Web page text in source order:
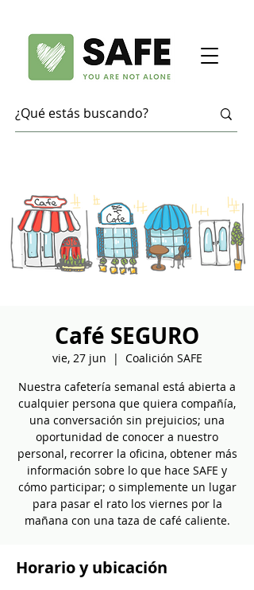
Café SEGURO
vie, 27 jun
  |
Coalición SAFE
Nuestra cafetería semanal está abierta a
cualquier persona que quiera compañía,
una conversación sin prejuicios; una
oportunidad de conocer a nuestro
personal, recorrer la oficina, obtener más
información sobre lo que hace SAFE y
cómo participar; o simplemente un lugar
para pasar el rato los viernes por la
mañana con una taza de café caliente.
Horario y ubicación